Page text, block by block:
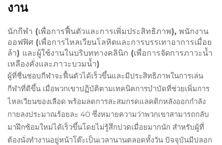
งาน
นักกีฬา (เพื่อการฟื้นตัวและการเพิ่มประสิทธิภาพ), พนักงาน
ออฟฟิศ (เพื่อการไหลเวียนโลหิตและการบรรเทาอาการเมื่อย
ล้า) และผู้ใช้งานในบริบททางคลินิก (เพื่อการจัดการภาวะน้ำ
เหลืองคั่งและภาวะบวมน้ำ)
ผู้ที่ชื่นชอบกีฬาจะฟื้นตัวได้เร็วขึ้นและมีประสิทธิภาพในการเล่น
กีฬาที่ดีขึ้น เมื่อพวกเขาปฏิบัติตามเทคนิคการบำบัดที่ช่วยเพิ่มการ
ไหลเวียนของเลือด พร้อมลดการสะสมกรดแลคติกหลังออกกำลัง
กายลงประมาณร้อยละ 40 ซึ่งหมายความว่าพวกเขาสามารถกลับ
มาฝึกซ้อมใหม่ได้เร็วขึ้นโดยไม่รู้สึกปวดเมื่อยมากนัก สำหรับผู้ที่
ต้องนั่งทำงานอยู่หน้าโต๊ะเป็นเวลานานตลอดทั้งวัน ปัจจุบันมีปลอก